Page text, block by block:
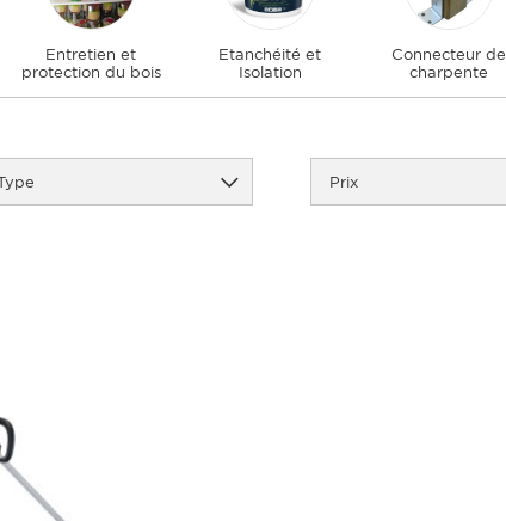
Entretien et
protection du bois
Etanchéité et
Isolation
Connecteur de
charpente
Prix